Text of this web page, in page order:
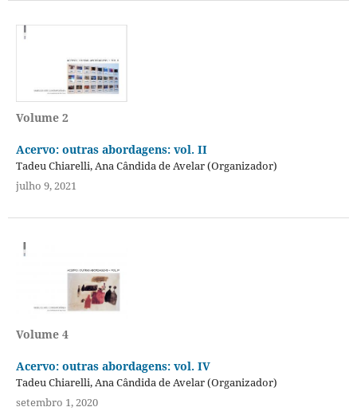
Volume 2
Acervo: outras abordagens: vol. II
Tadeu Chiarelli, Ana Cândida de Avelar (Organizador)
julho 9, 2021
Volume 4
Acervo: outras abordagens: vol. IV
Tadeu Chiarelli, Ana Cândida de Avelar (Organizador)
setembro 1, 2020